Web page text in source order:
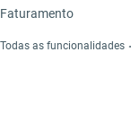
Faturamento
Todas as funcionalidades